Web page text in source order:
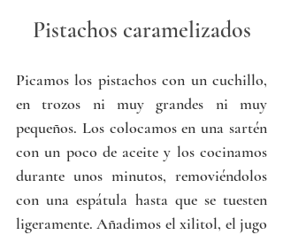
Pistachos caramelizados
Picamos los pistachos con un cuchillo,
en trozos ni muy grandes ni muy
pequeños. Los colocamos en una sartén
con un poco de aceite y los cocinamos
durante unos minutos, removiéndolos
con una espátula hasta que se tuesten
ligeramente. Añadimos el xilitol, el jugo